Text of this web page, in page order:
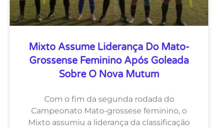
Mixto Assume Liderança Do Mato-
Grossense Feminino Após Goleada
Sobre O Nova Mutum
Com o fim da segunda rodada do
Campeonato Mato-grossese feminino, o
Mixto assumiu a liderança da classificação